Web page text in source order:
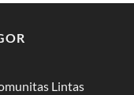
Lintas